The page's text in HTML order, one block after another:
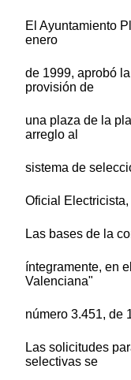
El Ayuntamiento
enero
de 1999, aprobó
provisión de
una plaza de la
arreglo al
sistema de
Oficial
Las bases de la
íntegramente, en
Valenciana"
número 3.451, de
Las solicitudes
selectivas se